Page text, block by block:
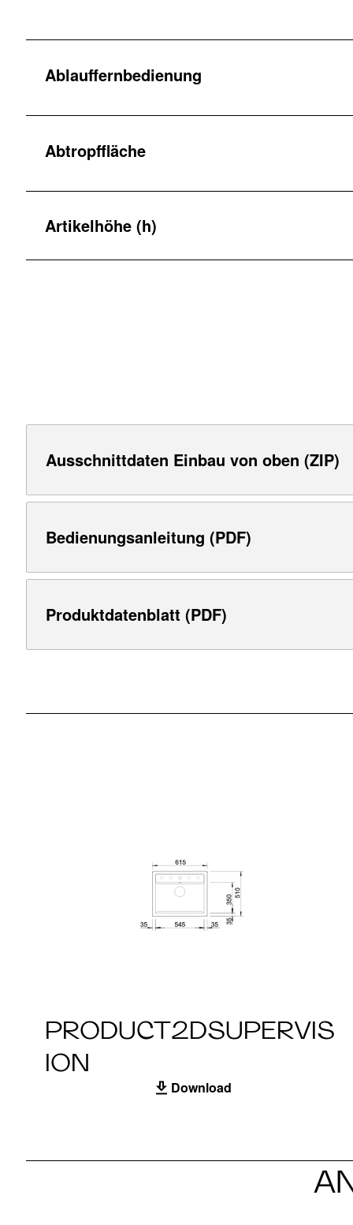
Ablauffernbedienung
Abtropffläche
Artikelhöhe (h)
Ausschnittdaten Einbau von oben (ZIP)
Bedienungsanleitung (PDF)
Produktdatenblatt (PDF)
PRODUCT2DSUPERVIS
ION
Download